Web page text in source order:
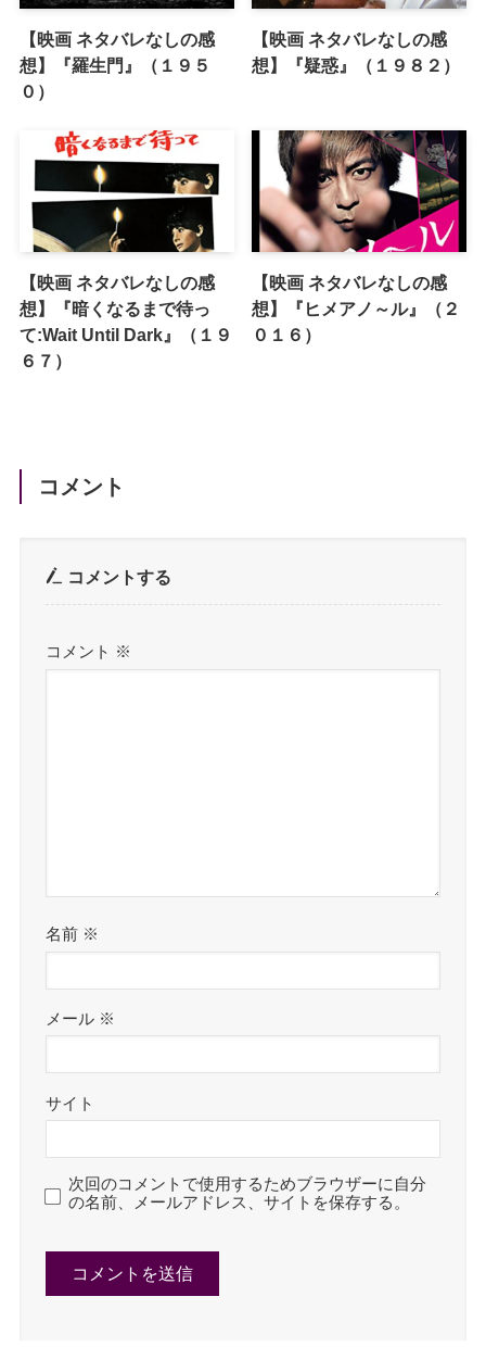
【映画 ネタバレなしの感
想】『羅生門』（１９５
０）
【映画 ネタバレなしの感
想】『疑惑』（１９８２）
【映画 ネタバレなしの感
想】『暗くなるまで待っ
て:Wait Until Dark』（１９
６７）
【映画 ネタバレなしの感
想】『ヒメアノ～ル』（２
０１６）
コメント
コメントする
コメント ※
名前 ※
メール ※
サイト
次回のコメントで使用するためブラウザーに自分
の名前、メールアドレス、サイトを保存する。